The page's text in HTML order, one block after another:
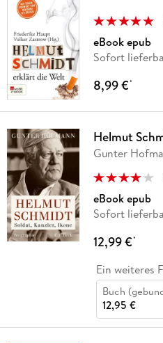
eBook epub
Sofort
8,99 €*
Helmut
Gunter
eBook epub
Sofort
12,99 €*
Ein weiteres
Buch
12,95 €